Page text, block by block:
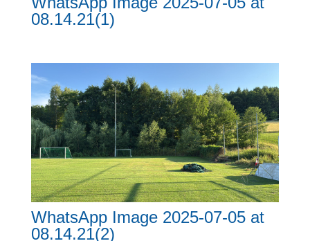
08.14.21(1)
WhatsApp Image 2025-07-05 at
08.14.21(2)